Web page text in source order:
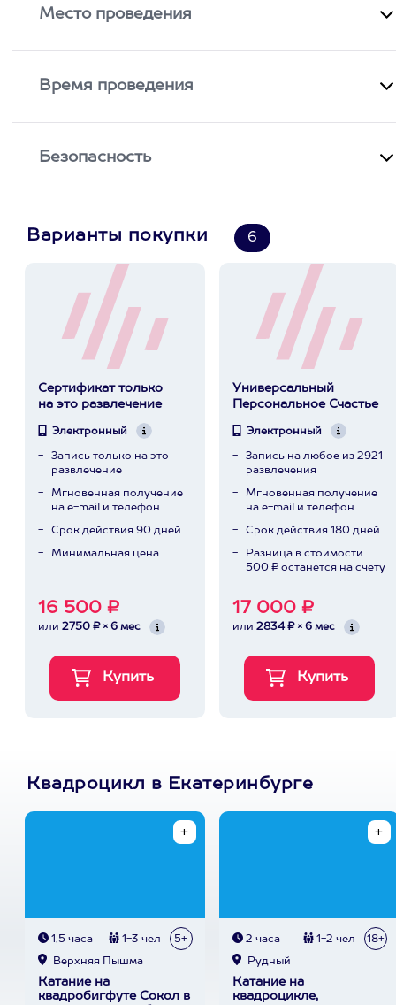
Место проведения
Время проведения
Безопасность
Варианты покупки 6
Сертификат только
на это развлечение
Электронный
Запись только на это
развлечение
Мгновенная получение
на e-mail и телефон
Срок действия 90 дней
Минимальная цена
16 500 ₽
или 2750 ₽ × 6 мес
Универсальный
Персональное Счастье
Электронный
Запись на любое из 2921
развлечения
Мгновенная получение
на e-mail и телефон
Срок действия 180 дней
Разница в стоимости
500 ₽ останется на счету
17 000 ₽
или 2834 ₽ × 6 мес
Квадроцикл в Екатеринбурге
1,5 часа 1-3 чел 5+
Верхняя Пышма
Катание на
квадробигфуте Сокол в
2 часа 1-2 чел 18+
Рудный
Катание на
квадроцикле,